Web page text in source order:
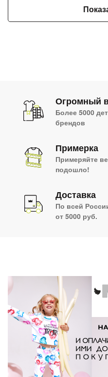
Огромный
Более 5000
брендов
Примерка
Примеряйте
подошло!
Доставка
По всей
от 5000 руб.